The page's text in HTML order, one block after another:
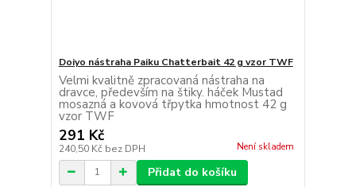
Doiyo nástraha Paiku Chatterbait 42 g vzor TWF
Velmi kvalitně zpracovaná nástraha na
dravce, především na štiky. háček Mustad
mosazná a kovová třpytka hmotnost 42 g
vzor TWF
291 Kč
240,50 Kč bez DPH Není skladem
Přidat do košíku